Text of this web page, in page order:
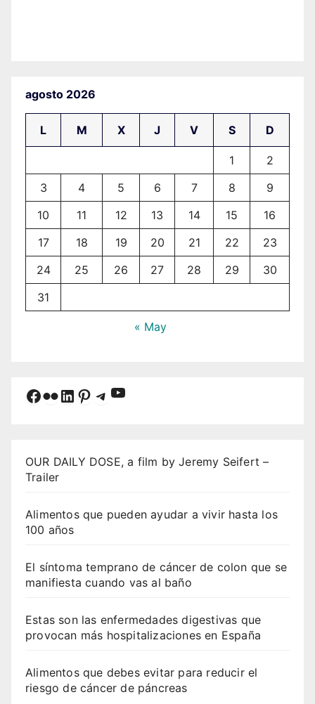
agosto 2026
L M X J V S D
1
2
3
4 5 6 7 8
9
10
11 12 13 14 15
16
17
18 19 20 21 22
23
24
25 26 27 28 29
30
31
« May
Facebook
Flickr
LinkedIn
Pinterest
Telegram
YouTube
OUR DAILY DOSE, a film by Jeremy Seifert –
Trailer
Alimentos que pueden ayudar a vivir hasta los
100 años
El síntoma temprano de cáncer de colon que se
manifiesta cuando vas al baño
Estas son las enfermedades digestivas que
provocan más hospitalizaciones en España
Alimentos que debes evitar para reducir el
riesgo de cáncer de páncreas